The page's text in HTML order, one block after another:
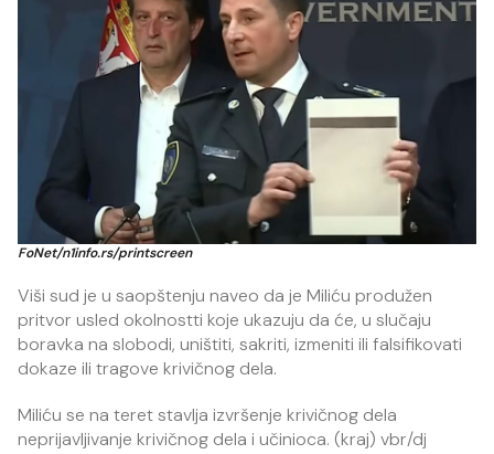
FoNet/n1info.rs/printscreen
Viši sud je u saopštenju naveo da je Miliću produžen
pritvor usled okolnostti koje ukazuju da će, u slučaju
boravka na slobodi, uništiti, sakriti, izmeniti ili falsifikovati
dokaze ili tragove krivičnog dela.
Miliću se na teret stavlja izvršenje krivičnog dela
neprijavljivanje krivičnog dela i učinioca. (kraj) vbr/dj